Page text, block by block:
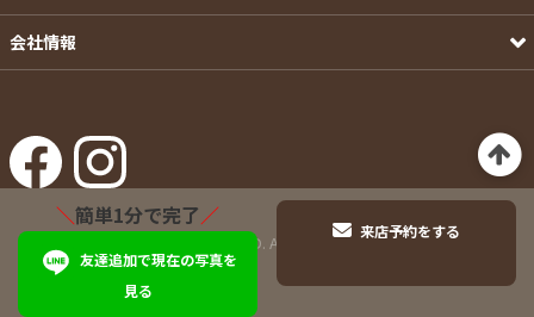
会社情報
©Pets-first CO.,LTD. All Rights Reserved.
＼簡単1分で完了／
友達追加で現在の写真を
見る
来店予約をする